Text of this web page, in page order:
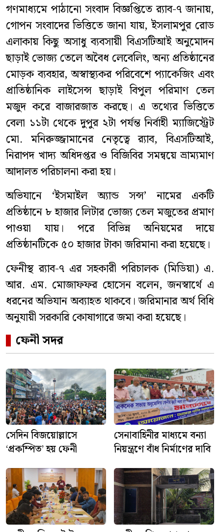
গণমাধ্যমে পাঠানো সংবাদ বিজ্ঞপ্তিতে র‍্যাব-৭ জানায়,
গোপন সংবাদের ভিত্তিতে জানা যায়, ইসলামপুর রোড
এলাকায় কিছু অসাধু ব্যবসায়ী বিএসটিআই অনুমোদন
ছাড়াই ভোজ্য তেলে অবৈধ লেবেলিং, অন্য প্রতিষ্ঠানের
মোড়ক ব্যবহার, অস্বাস্থ্যকর পরিবেশে প্যাকেজিং এবং
প্রাতিষ্ঠানিক লাইসেন্স ছাড়াই বিপুল পরিমাণ তেল
মজুদ করে বাজারজাত করছে। এ তথ্যের ভিত্তিতে
বেলা ১১টা থেকে দুপুর ২টা পর্যন্ত নির্বাহী ম্যাজিস্ট্রেট
মো. মনিরুজ্জামানের নেতৃত্বে র‍্যাব, বিএসটিআই,
নিরাপদ খাদ্য অধিদপ্তর ও বিজিবির সমন্বয়ে ভ্রাম্যমাণ
আদালত পরিচালনা করা হয়।
অভিযানে ‘ইসমাইল অ্যান্ড সন্স’ নামের একটি
প্রতিষ্ঠানে ৮ হাজার লিটার ভোজ্য তেল মজুতের প্রমাণ
পাওয়া যায়। পরে বিভিন্ন অনিয়মের দায়ে
প্রতিষ্ঠানটিকে ৫০ হাজার টাকা জরিমানা করা হয়েছে।
ফেনীস্থ র‍্যাব-৭ এর সহকারী পরিচালক (মিডিয়া) এ.
আর. এম. মোজাফফর হোসেন বলেন, জনস্বার্থে এ
ধরনের অভিযান অব্যাহত থাকবে। জরিমানার অর্থ বিধি
অনুযায়ী সরকারি কোষাগারে জমা করা হয়েছে।
ফেনী সদর
সেদিন বিজয়োল্লাসে
‘প্রকম্পিত’ হয় ফেনী
সেনাবাহিনীর মাধ্যমে বন্যা
নিয়ন্ত্রণে বাঁধ নির্মাণের দাবি